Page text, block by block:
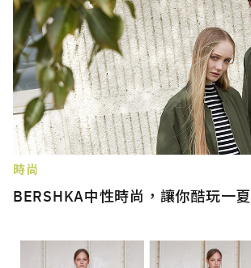
時尚
BERSHKA中性時尚，讓你酷玩一夏